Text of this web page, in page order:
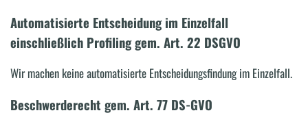
Automatisierte Entscheidung im Einzelfall
einschließlich Profiling gem. Art. 22 DSGVO
Wir machen keine automatisierte Entscheidungsfindung im Einzelfall.
Beschwerderecht gem. Art. 77 DS-GVO